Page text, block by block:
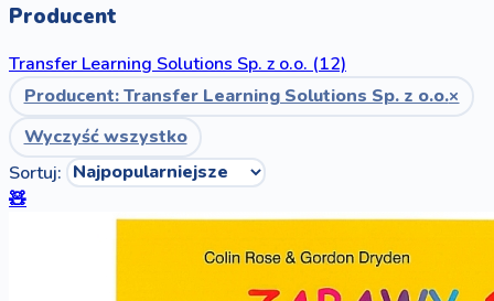
Producent
Transfer Learning Solutions Sp. z o.o. (12)
Producent: Transfer Learning Solutions Sp. z o.o.×
Wyczyść wszystko
Sortuj:
🧸